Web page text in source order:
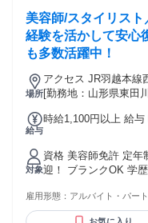
美容師/スタイリスト
経験を活かして安心
も多数活躍中！
場所
アクセス JR羽越本線
[勤務地：山形県東田
給与
時給1,100円以上 給与 時給
対象
資格 美容師免許 定年
迎！ ブランクOK 学
店・ヘアカラー専門
スタイリスト、ヘア
雇用形態： アルバイト・パート